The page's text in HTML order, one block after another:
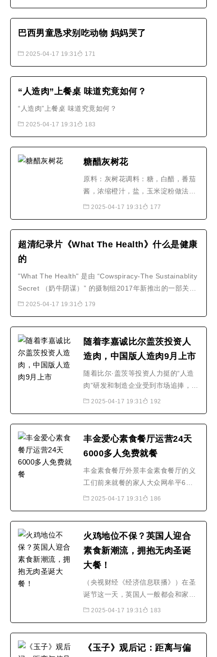
巴西男童恳求别吃动物 妈妈哭了
2025-04-17 19:31 171
“人造肉”上餐桌 味道究竟如何？
“人造肉”上餐桌 味道究竟如何？
2025-04-17 19:31 183
糖醋灰树花
原料：灰树花调料：糖，白醋，番茄
酱，浓缩橙汁，盐，玉米淀粉做法：
1.将灰树花冷水泡开，然后洗干净，
2.锅内倒油，烧制5成热，将加工好
醋，番茄酱，浓缩橙汁，少许..
2025-04-17 19:31 177
超清纪录片《What The Health》什么是健康
的
"What The Health" 是由 “Cowspiracy-The Sustainablity
Secret （奶牛阴谋）” 的摄制组2017年新推出的一部关于
健康和纯素饮食的纪录片。此摄制组的第一部纪录片《奶
环境造成的难以置信的灾难。..
2025-04-17 19:31 179
随着李嘉诚比尔盖茨投资人
造肉，中国版人造肉9月上市
随着比尔·盖茨等投资人力挺的“人造
肉”研发和制造企业受到市场追捧，以
及汉堡王、麦当劳等快餐品牌在推出
企业成功上市后股价飙升，如今人造
究重点。中国作为拥有..随着比尔·盖
茨等投资人力挺的..
2025-04-17 19:31 192
丰金爱心素食餐厅运营24天
6000多人免费就餐
丰金素食餐厅外景丰金素食餐厅的义
工们前来就餐的家人大众网牟平6月6
日讯（记者 李广圣） 木耳炒茭瓜和
丰金爱心素食餐厅运行第24天的午餐
成立免费素食餐厅自5月14日试营业
以来，已经吸引了6000多人..
2025-04-17 19:31 186
火鸡地位不保？英国人迎合
素食新潮流，拥抱无肉圣诞
大餐！
（央视财经《经济信息联播》）在圣
诞节这一天，英国人一般都会和家人
一起享用一顿火鸡大餐，随着植物性
至少有10%的英国家庭将迎来一个“素
2025-04-17 19:31 183
《玉子》观后记：距离与偏